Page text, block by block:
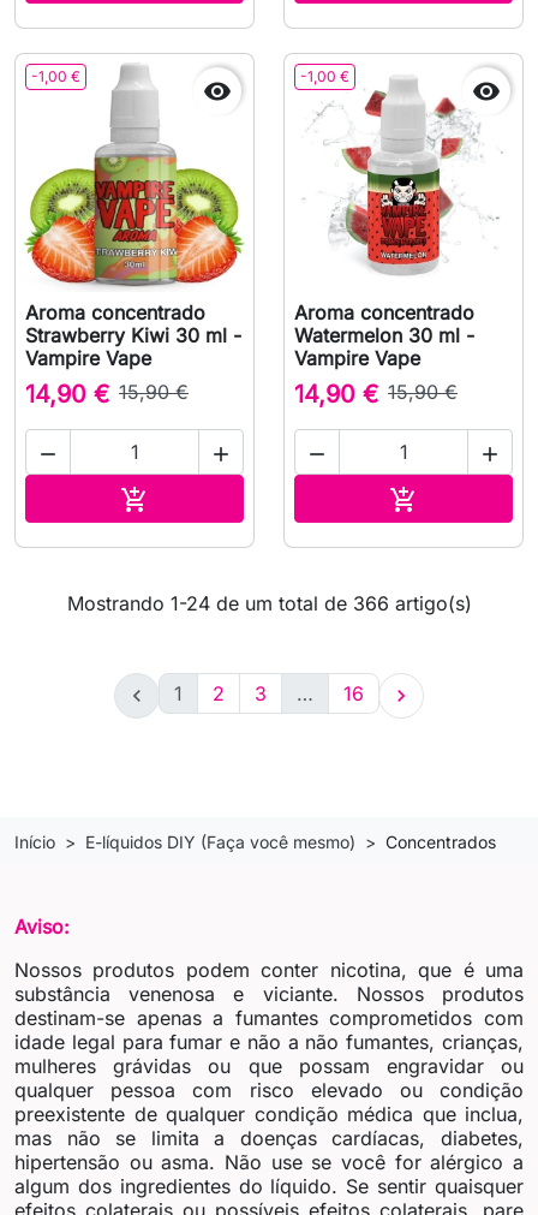
-1,00 € 
Aroma concentrado
Strawberry Kiwi 30 ml -
Vampire Vape
14,90 € 15,90 €
 

-1,00 € 
Aroma concentrado
Watermelon 30 ml -
Vampire Vape
14,90 € 15,90 €
 

Mostrando 1-24 de um total de 366 artigo(s)
 1 2 3 … 16 
Início E-líquidos DIY (Faça você mesmo) Concentrados
Aviso:
Nossos produtos podem conter nicotina, que é uma
substância venenosa e viciante. Nossos produtos
destinam-se apenas a fumantes comprometidos com
idade legal para fumar e não a não fumantes, crianças,
mulheres grávidas ou que possam engravidar ou
qualquer pessoa com risco elevado ou condição
preexistente de qualquer condição médica que inclua,
mas não se limita a doenças cardíacas, diabetes,
hipertensão ou asma. Não use se você for alérgico a
algum dos ingredientes do líquido. Se sentir quaisquer